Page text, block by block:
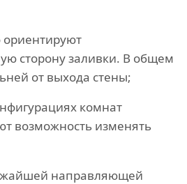
сторону заливки. В общем
от выхода стены;
комнат
возможность изменять
направляющей